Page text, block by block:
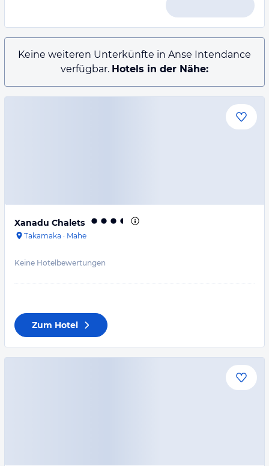
Keine weiteren Unterkünfte in Anse Intendance
verfügbar. Hotels in der Nähe:
Xanadu Chalets
Takamaka · Mahe
Keine Hotelbewertungen
Zum Hotel